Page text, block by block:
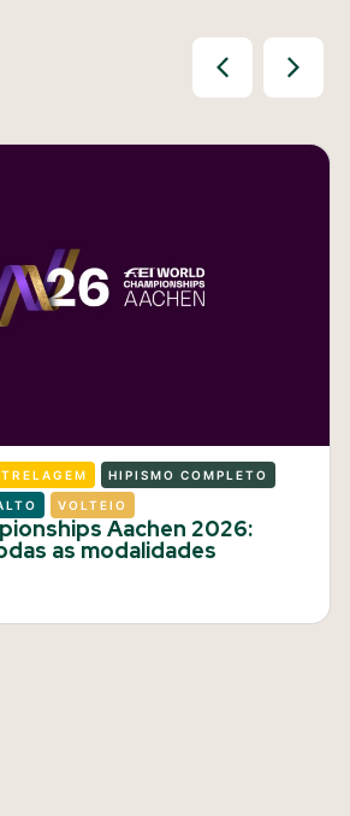
HIPISMO COMPLETO
VOLTEIO
Aachen 2026:
as modalidades